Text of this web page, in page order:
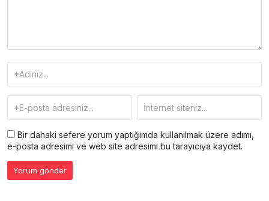
Bir dahaki sefere yorum yaptığımda kullanılmak üzere adımı,
e-posta adresimi ve web site adresimi bu tarayıcıya kaydet.